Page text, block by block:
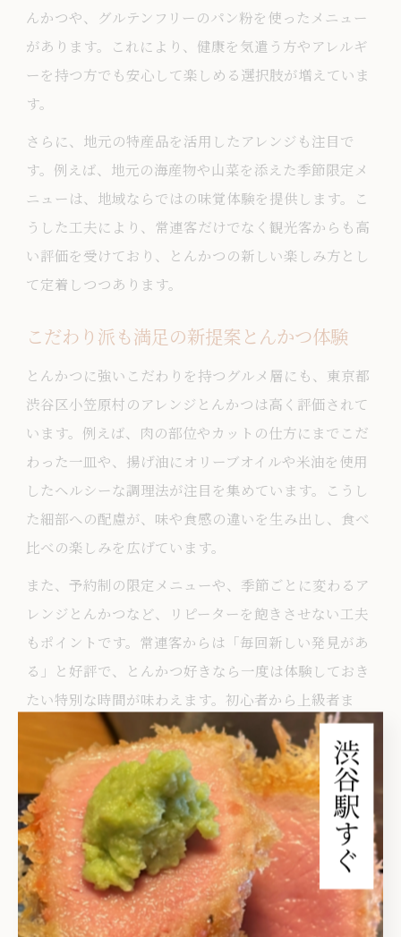
んかつや、グルテンフリーのパン粉を使ったメニュー
があります。これにより、健康を気遣う方やアレルギ
ーを持つ方でも安心して楽しめる選択肢が増えていま
す。
さらに、地元の特産品を活用したアレンジも注目で
す。例えば、地元の海産物や山菜を添えた季節限定メ
ニューは、地域ならではの味覚体験を提供します。こ
うした工夫により、常連客だけでなく観光客からも高
い評価を受けており、とんかつの新しい楽しみ方とし
て定着しつつあります。
こだわり派も満足の新提案とんかつ体験
とんかつに強いこだわりを持つグルメ層にも、東京都
渋谷区小笠原村のアレンジとんかつは高く評価されて
います。例えば、肉の部位やカットの仕方にまでこだ
わった一皿や、揚げ油にオリーブオイルや米油を使用
したヘルシーな調理法が注目を集めています。こうし
た細部への配慮が、味や食感の違いを生み出し、食べ
比べの楽しみを広げています。
また、予約制の限定メニューや、季節ごとに変わるア
レンジとんかつなど、リピーターを飽きさせない工夫
もポイントです。常連客からは「毎回新しい発見があ
る」と好評で、とんかつ好きなら一度は体験しておき
たい特別な時間が味わえます。初心者から上級者ま
で、それぞれのこだわりに応える豊かなバリエーショ
ンが魅力です。
アレンジで生まれるとんかつ新定番を紹介
近年、東京都渋谷区小笠原村ではアレンジとんかつが
新たな定番として根付いています。代表的な新定番
は、アグー豚とんかつや、地元野菜と合わせたヘルシ